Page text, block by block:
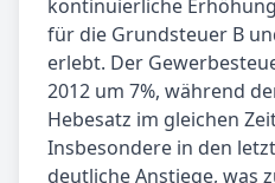
kontinuierliche
für die Grundsteuer B
erlebt. Der
2012 um 7%, während
Hebesatz im gleichen
Insbesondere in den
deutliche Anstiege, was